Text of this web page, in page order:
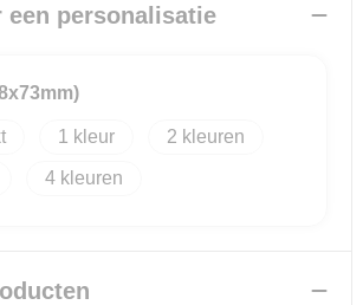
een personalisatie
1 2
4